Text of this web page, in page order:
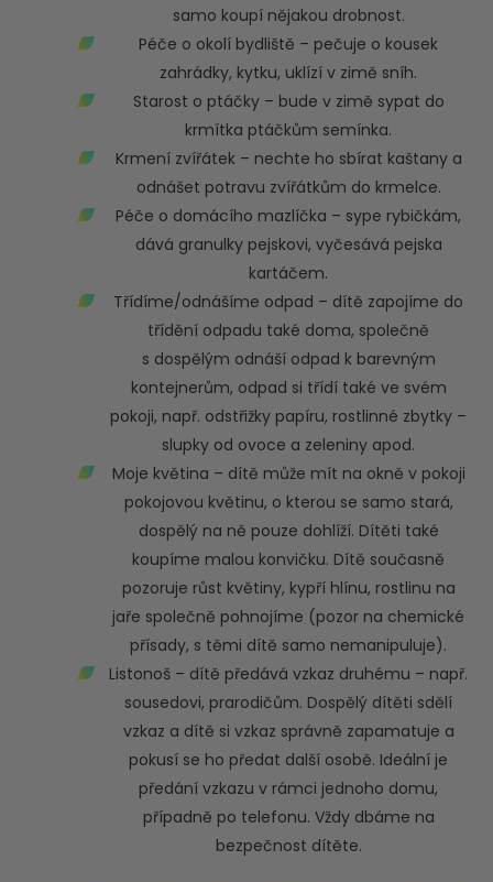
samo koupí nějakou drobnost.
Péče o okolí bydliště – pečuje o kousek
zahrádky, kytku, uklízí v zimě sníh.
Starost o ptáčky – bude v zimě sypat do
krmítka ptáčkům semínka.
Krmení zvířátek – nechte ho sbírat kaštany a
odnášet potravu zvířátkům do krmelce.
Péče o domácího mazlíčka – sype rybičkám,
dává granulky pejskovi, vyčesává pejska
kartáčem.
Třídíme/odnášíme odpad – dítě zapojíme do
třídění odpadu také doma, společně
s dospělým odnáší odpad k barevným
kontejnerům, odpad si třídí také ve svém
pokoji, např. odstřižky papíru, rostlinné zbytky –
slupky od ovoce a zeleniny apod.
Moje květina – dítě může mít na okně v pokoji
pokojovou květinu, o kterou se samo stará,
dospělý na ně pouze dohlíží. Dítěti také
koupíme malou konvičku. Dítě současně
pozoruje růst květiny, kypří hlínu, rostlinu na
jaře společně pohnojíme (pozor na chemické
přísady, s těmi dítě samo nemanipuluje).
Listonoš – dítě předává vzkaz druhému – např.
sousedovi, prarodičům. Dospělý dítěti sdělí
vzkaz a dítě si vzkaz správně zapamatuje a
pokusí se ho předat další osobě. Ideální je
předání vzkazu v rámci jednoho domu,
případně po telefonu. Vždy dbáme na
bezpečnost dítěte.